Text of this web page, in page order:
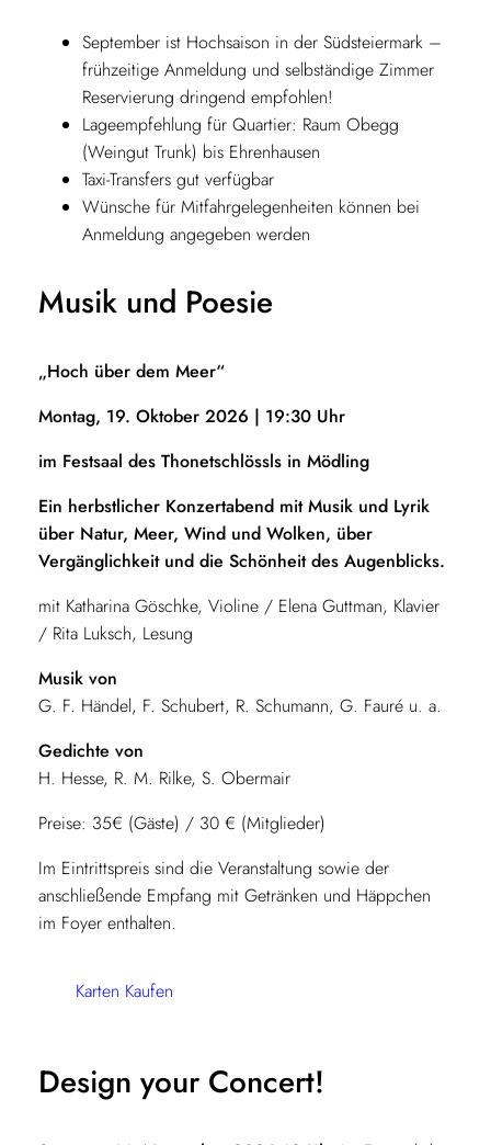
September ist Hochsaison in der Südsteiermark –
frühzeitige Anmeldung und selbständige Zimmer
Reservierung dringend empfohlen!
Lageempfehlung für Quartier: Raum Obegg
(Weingut Trunk) bis Ehrenhausen
Taxi-Transfers gut verfügbar
Wünsche für Mitfahrgelegenheiten können bei
Anmeldung angegeben werden
Musik und Poesie
„Hoch über dem Meer“
Montag, 19. Oktober 2026 | 19:30 Uhr
im Festsaal des Thonetschlössls in Mödling
Ein herbstlicher Konzertabend mit Musik und Lyrik
über Natur, Meer, Wind und Wolken, über
Vergänglichkeit und die Schönheit des Augenblicks.
mit Katharina Göschke, Violine / Elena Guttman, Klavier
/ Rita Luksch, Lesung
Musik von
G. F. Händel, F. Schubert, R. Schumann, G. Fauré u. a.
Gedichte von
H. Hesse, R. M. Rilke, S. Obermair
Preise: 35€ (Gäste) / 30 € (Mitglieder)
Im Eintrittspreis sind die Veranstaltung sowie der
anschließende Empfang mit Getränken und Häppchen
im Foyer enthalten.
Karten Kaufen
Design your Concert!